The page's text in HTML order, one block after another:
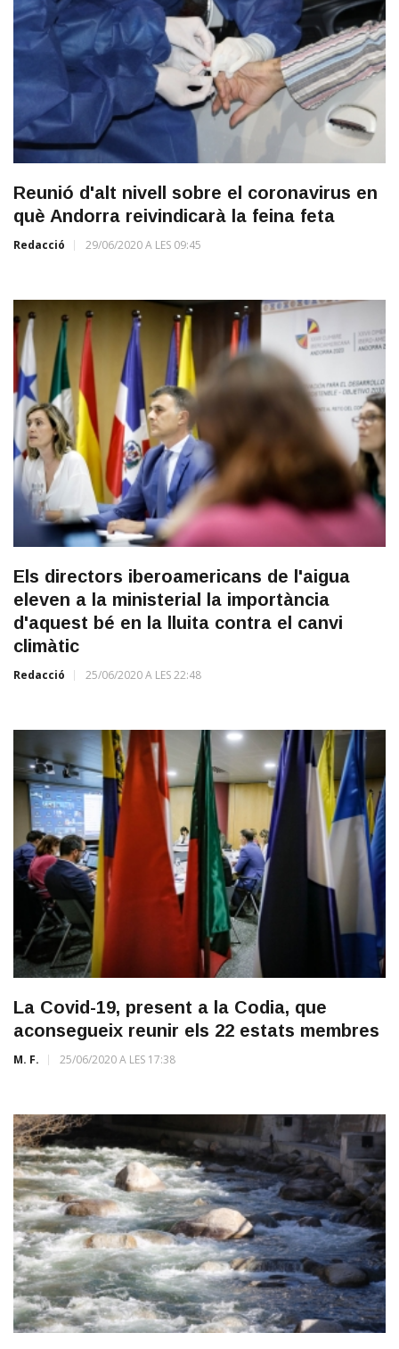
Reunió d'alt nivell sobre el coronavirus en
què Andorra reivindicarà la feina feta
Redacció 29/06/2020 A LES 09:45
Els directors iberoamericans de l'aigua
eleven a la ministerial la importància
d'aquest bé en la lluita contra el canvi
climàtic
Redacció 25/06/2020 A LES 22:48
La Covid-19, present a la Codia, que
aconsegueix reunir els 22 estats membres
M. F. 25/06/2020 A LES 17:38